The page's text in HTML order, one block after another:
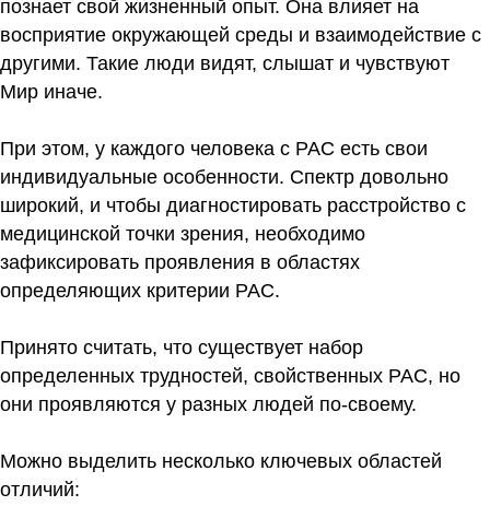
познает свой жизненный опыт. Она влияет на
восприятие окружающей среды и взаимодействие с
другими. Такие люди видят, слышат и чувствуют
Мир иначе.
При этом, у каждого человека с РАС есть свои
индивидуальные особенности. Спектр довольно
широкий, и чтобы диагностировать расстройство с
медицинской точки зрения, необходимо
зафиксировать проявления в областях
определяющих критерии РАС.
Принято считать, что существует набор
определенных трудностей, свойственных РАС, но
они проявляются у разных людей по-своему.
Можно выделить несколько ключевых областей
отличий: